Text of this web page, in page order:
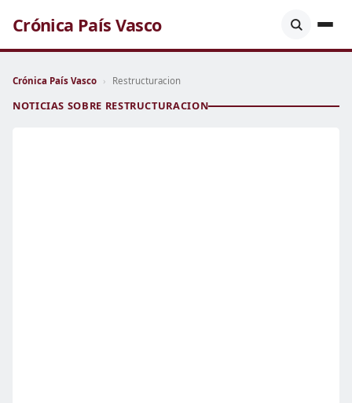
Crónica País Vasco
Crónica País Vasco › Restructuracion
NOTICIAS SOBRE RESTRUCTURACION